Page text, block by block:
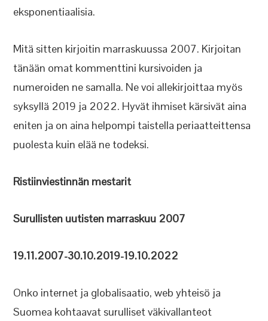
eksponentiaalisia.
Mitä sitten kirjoitin marraskuussa 2007. Kirjoitan
tänään omat kommenttini kursivoiden ja
numeroiden ne samalla. Ne voi allekirjoittaa myös
syksyllä 2019 ja 2022. Hyvät ihmiset kärsivät aina
eniten ja on aina helpompi taistella periaatteittensa
puolesta kuin elää ne todeksi.
Ristiinviestinnän mestarit
Surullisten uutisten marraskuu 2007
19.11.2007-30.10.2019-19.10.2022
Onko internet ja globalisaatio, web yhteisö ja
Suomea kohtaavat surulliset väkivallanteot